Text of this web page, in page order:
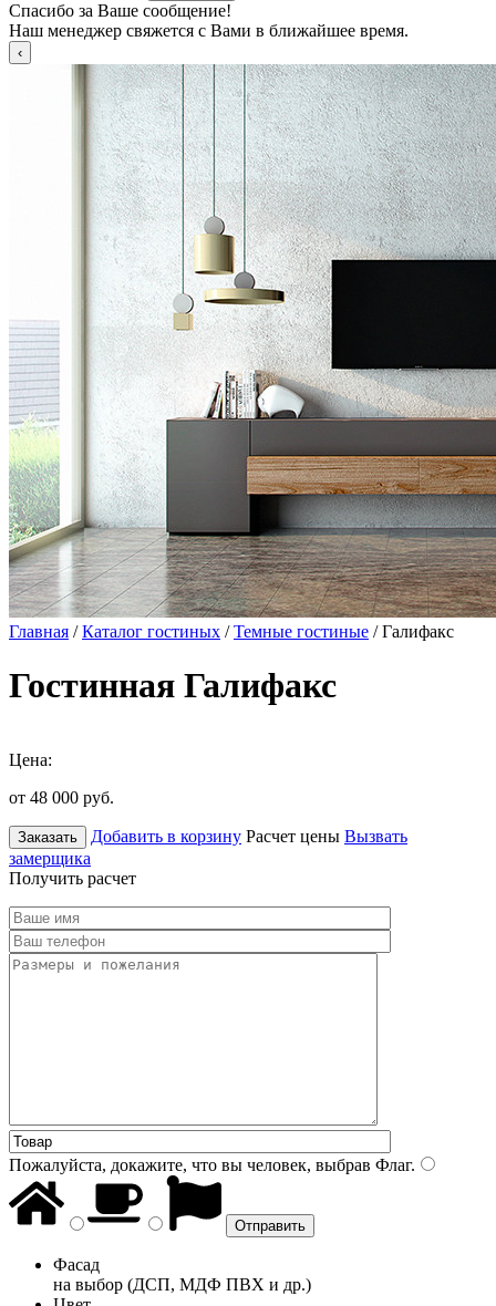
Спасибо за Ваше сообщение!
Наш менеджер свяжется с Вами в ближайшее время.
Главная /Каталог гостиных /Темные гостиные / Галифакс
Гостинная Галифакс
Цена:
от 48 000 руб.
Заказать Добавить в корзину Расчет цены Вызвать
замерщика
Получить расчет
Пожалуйста, докажите, что вы человек, выбрав Флаг.
Фасад
на выбор (ДСП, МДФ ПВХ и др.)